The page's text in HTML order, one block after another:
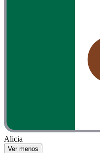
Alicia
Ver menos